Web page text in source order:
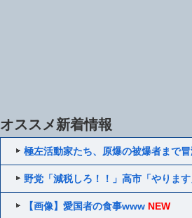
オススメ新着情報
極左活動家たち、原爆の被爆者まで
野党「減税しろ！！」高市「やりま
【画像】愛国者の食事www NEW